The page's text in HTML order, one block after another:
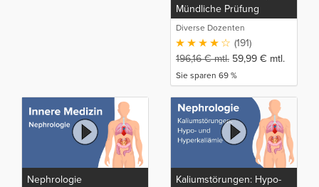
Mündliche Prüfung
Diverse Dozenten
(191)
196,16€mtl. 59,99 € mtl.
Sie sparen 69 %
Nephrologie
Kaliumstörungen: Hypo-